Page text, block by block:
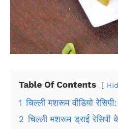
Table Of Contents
1 चिल्ली मशरूम वीडियो रेसिपी:
2 चिल्ली मशरूम ड्राई रेसिपी